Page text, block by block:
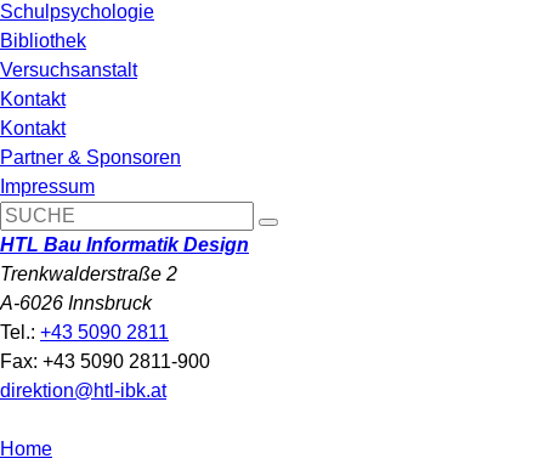
Schulpsychologie
Bibliothek
Versuchsanstalt
Kontakt
Kontakt
Partner & Sponsoren
Impressum
HTL Bau Informatik Design
Trenkwalderstraße 2
A-6026 Innsbruck
Tel.: +43 5090 2811
Fax: +43 5090 2811-900
direktion@htl-ibk.at
Home